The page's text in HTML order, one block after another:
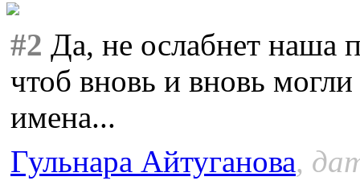
#2 Да, не ослабнет наша
чтоб вновь и вновь
имена...
Гульнара Айтуганова,